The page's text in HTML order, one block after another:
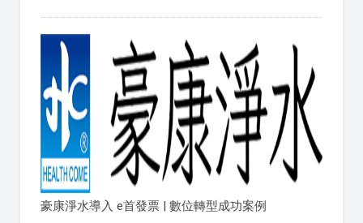
豪康淨水導入 e首發票 | 數位轉型成功案例